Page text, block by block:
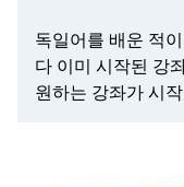
독일어를 배운 적
다 이미 시작된 강
원하는 강좌가 시